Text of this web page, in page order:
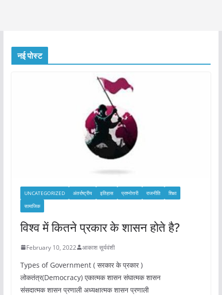
नई पोस्ट
UNCATEGORIZED अंतर्राष्ट्रीय इतिहास प्रश्नोत्तरी राजनीति
शिक्षा
सामाजिक
विश्व में कितने प्रकार के शासन होते है?
February 10, 2022 आकाश सूर्यवंशी
Types of Government ( सरकार के प्रकार )
लोकतंत्र(Democracy) एकात्मक शासन संघात्मक शासन
संसदात्मक शासन प्रणाली अध्यक्षात्मक शासन प्रणाली